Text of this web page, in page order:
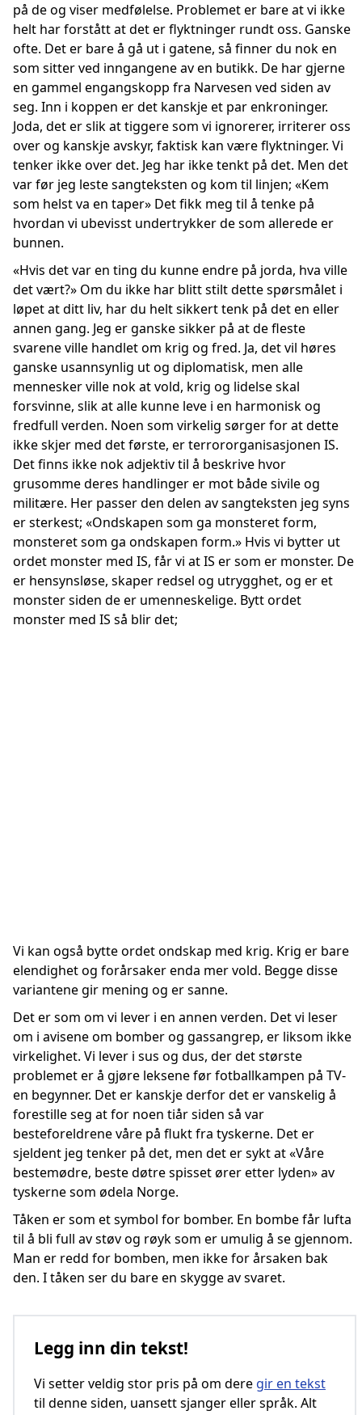
på de og viser medfølelse. Problemet er bare at vi ikke
helt har forstått at det er flyktninger rundt oss. Ganske
ofte. Det er bare å gå ut i gatene, så finner du nok en
som sitter ved inngangene av en butikk. De har gjerne
en gammel engangskopp fra Narvesen ved siden av
seg. Inn i koppen er det kanskje et par enkroninger.
Joda, det er slik at tiggere som vi ignorerer, irriterer oss
over og kanskje avskyr, faktisk kan være flyktninger. Vi
tenker ikke over det. Jeg har ikke tenkt på det. Men det
var før jeg leste sangteksten og kom til linjen; «Kem
som helst va en taper» Det fikk meg til å tenke på
hvordan vi ubevisst undertrykker de som allerede er
bunnen.
«Hvis det var en ting du kunne endre på jorda, hva ville
det vært?» Om du ikke har blitt stilt dette spørsmålet i
løpet at ditt liv, har du helt sikkert tenk på det en eller
annen gang. Jeg er ganske sikker på at de fleste
svarene ville handlet om krig og fred. Ja, det vil høres
ganske usannsynlig ut og diplomatisk, men alle
mennesker ville nok at vold, krig og lidelse skal
forsvinne, slik at alle kunne leve i en harmonisk og
fredfull verden. Noen som virkelig sørger for at dette
ikke skjer med det første, er terrororganisasjonen IS.
Det finns ikke nok adjektiv til å beskrive hvor
grusomme deres handlinger er mot både sivile og
militære. Her passer den delen av sangteksten jeg syns
er sterkest; «Ondskapen som ga monsteret form,
monsteret som ga ondskapen form.» Hvis vi bytter ut
ordet monster med IS, får vi at IS er som er monster. De
er hensynsløse, skaper redsel og utrygghet, og er et
monster siden de er umenneskelige. Bytt ordet
monster med IS så blir det;
Vi kan også bytte ordet ondskap med krig. Krig er bare
elendighet og forårsaker enda mer vold. Begge disse
variantene gir mening og er sanne.
Det er som om vi lever i en annen verden. Det vi leser
om i avisene om bomber og gassangrep, er liksom ikke
virkelighet. Vi lever i sus og dus, der det største
problemet er å gjøre leksene før fotballkampen på TV-
en begynner. Det er kanskje derfor det er vanskelig å
forestille seg at for noen tiår siden så var
besteforeldrene våre på flukt fra tyskerne. Det er
sjeldent jeg tenker på det, men det er sykt at «Våre
bestemødre, beste døtre spisset ører etter lyden» av
tyskerne som ødela Norge.
Tåken er som et symbol for bomber. En bombe får lufta
til å bli full av støv og røyk som er umulig å se gjennom.
Man er redd for bomben, men ikke for årsaken bak
den. I tåken ser du bare en skygge av svaret.
Legg inn din tekst!
Vi setter veldig stor pris på om dere gir en tekst
til denne siden, uansett sjanger eller språk. Alt